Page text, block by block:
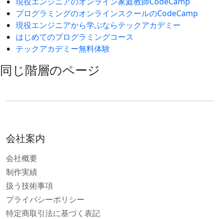
プログラミングのオンラインスクールのCodeCamp
現役エンジニアから学ぶならテックアカデミー
はじめてのプログラミングコース
テックアカデミー無料体験
同じ階層のページ
会社案内
会社概要
制作実績
扱う技術事項
プライバシーポリシー
特定商取引法に基づく表記